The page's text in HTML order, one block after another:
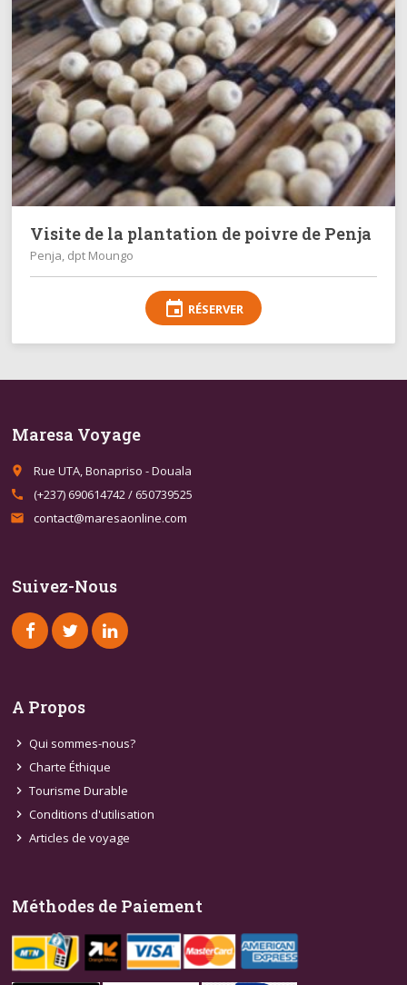
Visite de la plantation de poivre de Penja
Penja, dpt Moungo
event RÉSERVER
Maresa Voyage
place Rue UTA, Bonapriso - Douala
call (+237) 690614742 / 650739525
email contact@maresaonline.com
Suivez-Nous
A Propos
chevron_right Qui sommes-nous?
chevron_right Charte Éthique
chevron_right Tourisme Durable
chevron_right Conditions d'utilisation
chevron_right Articles de voyage
Méthodes de Paiement